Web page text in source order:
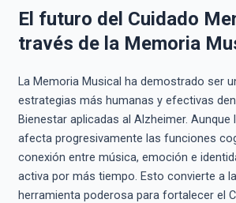
El futuro del Cuidado
través de la Memoria
La Memoria Musical ha demostrado ser
estrategias más humanas y efectivas
Bienestar aplicadas al Alzheimer. Aunque
afecta progresivamente las funciones
conexión entre música, emoción e
activa por más tiempo. Esto convierte a
herramienta poderosa para fortalecer el